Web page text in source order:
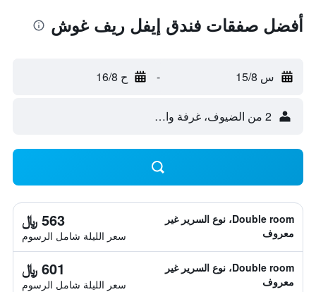
أفضل صفقات فندق إيفل ريف غوش
س 15/8 - ح 16/8
2 من الضيوف، غرفة واحدة
Double room، نوع السرير غير
معروف
563 ﷼
سعر الليلة شامل الرسوم
Double room، نوع السرير غير
معروف
601 ﷼
سعر الليلة شامل الرسوم